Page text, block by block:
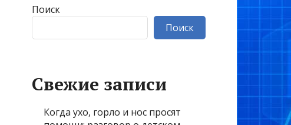
Поиск
Поиск
Свежие записи
Когда ухо, горло и нос просят